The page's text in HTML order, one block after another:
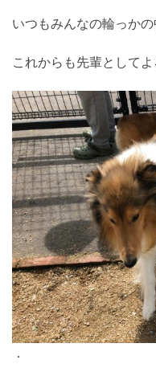
いつもみんなの輪っか
これからも先輩として
．